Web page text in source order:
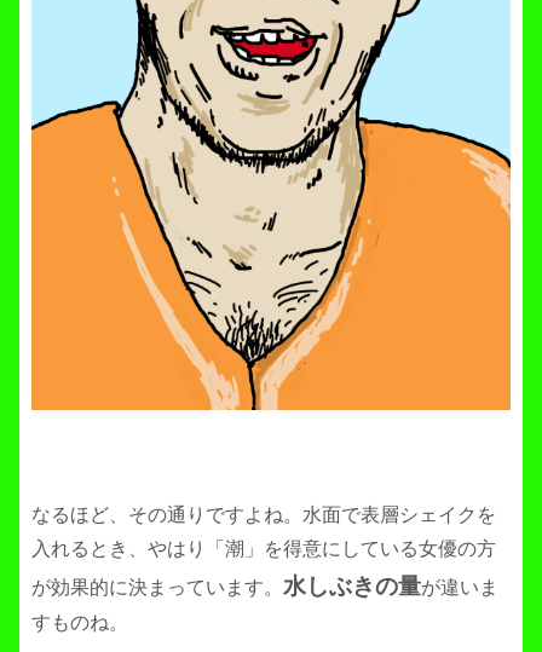
なるほど、その通りですよね。水面で表層シェイクを
入れるとき、やはり「潮」を得意にしている女優の方
が効果的に決まっています。 水しぶきの量が違いま
すものね。